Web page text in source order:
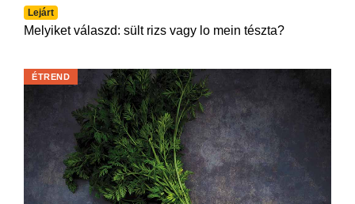
Lejárt
Melyiket válaszd: sült rizs vagy lo mein tészta?
ÉTREND